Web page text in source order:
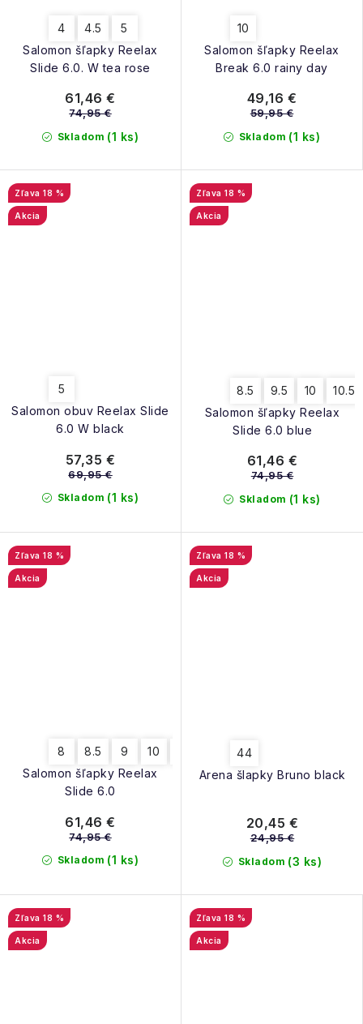
Salomon šľapky Reelax
Slide 6.0. W tea rose
4 4.5 5
Skladom (1 ks)
61,46 €
74,95 €
Salomon šľapky Reelax
Break 6.0 rainy day
10
Skladom (1 ks)
49,16 €
59,95 €
Salomon obuv Reelax Slide
6.0 W black
18 %
Akcia
5
Skladom (1 ks)
57,35 €
69,95 €
Salomon šľapky Reelax
Slide 6.0 blue
18 %
Akcia
8.5 9.5 10 10.5
Skladom (1 ks)
61,46 €
74,95 €
Salomon šľapky Reelax
Slide 6.0
18 %
Akcia
8 8.5 9 10 11.5
Skladom (1 ks)
61,46 €
74,95 €
Arena šlapky Bruno black
18 %
Akcia
44
Skladom (3 ks)
20,45 €
24,95 €
18 %
Akcia
18 %
Akcia